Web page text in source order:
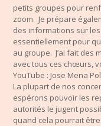
petits groupes pour
zoom. Je prépare
des informations sur
essentiellement pour
au groupe. J’ai fait des
avec tous ces chœurs,
YouTube : Jose Mena
La plupart de nos
espérons pouvoir les
autorités le jugent
quand cela pourrait être